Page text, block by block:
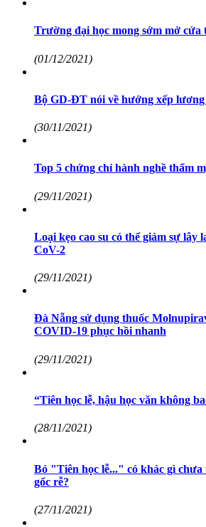
Trường đại học mong sớm mở cửa
(01/12/2021)
Bộ GD-ĐT nói về hướng xếp lương
(30/11/2021)
Top 5 chứng chỉ hành nghề thẩm
(29/11/2021)
Loại kẹo cao su có thể giảm sự lây
CoV-2
(29/11/2021)
Đà Nẵng sử dụng thuốc
COVID-19 phục hồi nhanh
(29/11/2021)
“Tiên học lễ, hậu học văn không
(28/11/2021)
Bỏ "Tiên học lễ..." có khác gì chưa
gốc rễ?
(27/11/2021)